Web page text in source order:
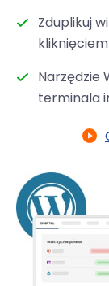
Zduplikuj
kliknięciem
Narzędzie
terminala